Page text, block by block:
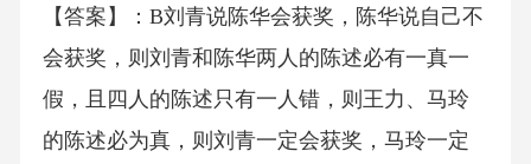
【答案】：B刘青说陈华会获奖，陈华说自己不
会获奖，则刘青和陈华两人的陈述必有一真一
假，且四人的陈述只有一人错，则王力、马玲
的陈述必为真，则刘青一定会获奖，马玲一定